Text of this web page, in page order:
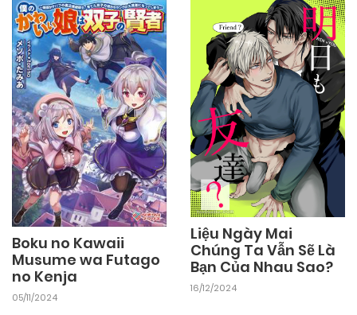
Boku no Kawaii
Musume wa Futago
no Kenja
05/11/2024
Liệu Ngày Mai
Chúng Ta Vẫn Sẽ Là
Bạn Của Nhau Sao?
16/12/2024